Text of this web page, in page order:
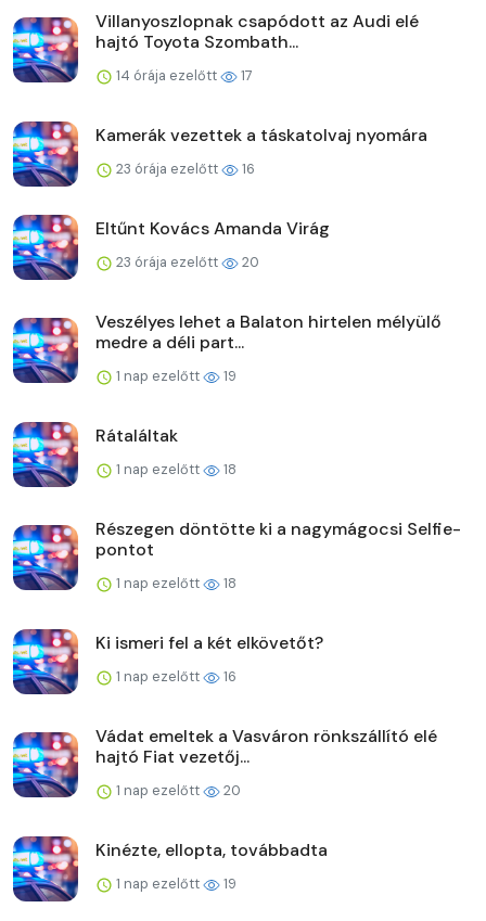
Villanyoszlopnak csapódott az Audi elé
hajtó Toyota Szombath...
14 órája ezelőtt 17
Kamerák vezettek a táskatolvaj nyomára
23 órája ezelőtt 16
Eltűnt Kovács Amanda Virág
23 órája ezelőtt 20
Veszélyes lehet a Balaton hirtelen mélyülő
medre a déli part...
1 nap ezelőtt 19
Rátaláltak
1 nap ezelőtt 18
Részegen döntötte ki a nagymágocsi Selfie-
pontot
1 nap ezelőtt 18
Ki ismeri fel a két elkövetőt?
1 nap ezelőtt 16
Vádat emeltek a Vasváron rönkszállító elé
hajtó Fiat vezetőj...
1 nap ezelőtt 20
Kinézte, ellopta, továbbadta
1 nap ezelőtt 19